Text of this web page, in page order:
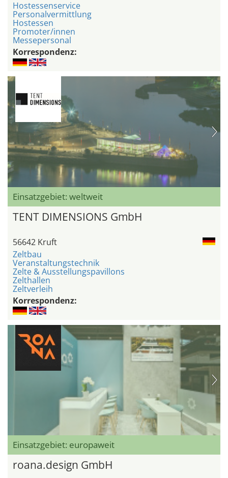
Hostessenservice
Personalvermittlung
Hostessen
Promoter/innen
Messepersonal
Korrespondenz:
Einsatzgebiet: weltweit
TENT DIMENSIONS GmbH
56642 Kruft
Zeltbau
Veranstaltungstechnik
Zelte & Ausstellungspavillons
Zelthallen
Zeltverleih
Korrespondenz:
Einsatzgebiet: europaweit
roana.design GmbH